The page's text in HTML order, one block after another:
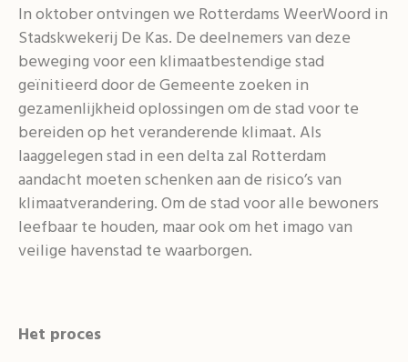
In oktober ontvingen we Rotterdams WeerWoord in
Stadskwekerij De Kas. De deelnemers van deze
beweging voor een klimaatbestendige stad
geïnitieerd door de Gemeente zoeken in
gezamenlijkheid oplossingen om de stad voor te
bereiden op het veranderende klimaat. Als
laaggelegen stad in een delta zal Rotterdam
aandacht moeten schenken aan de risico’s van
klimaatverandering. Om de stad voor alle bewoners
leefbaar te houden, maar ook om het imago van
veilige havenstad te waarborgen.
Het proces